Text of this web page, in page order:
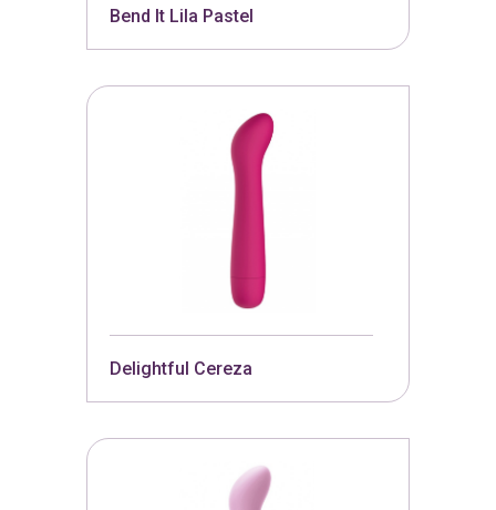
Bend It Lila Pastel
Delightful Cereza